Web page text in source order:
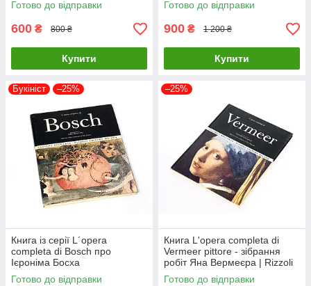
Beecroft
Готово до відправки
600 ₴ 800 ₴
Купити
Готово до відправки
900 ₴ 1 200 ₴
Купити
Букініст –25%
Книга із серії L´opera
completa di Bosch про
Ієроніма Босха
нідерландського художника
Готово до відправки
–25%
Книга L'opera completa di
Vermeer pittore - зібрання
робіт Яна Вермеєра | Rizzoli
Готово до відправки